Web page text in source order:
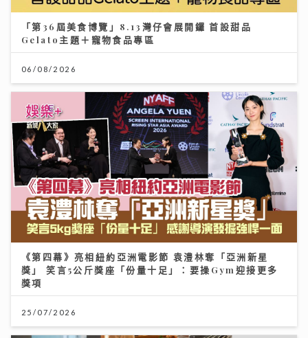
「第36屆美食博覽」8.13灣仔會展開鑼 首設甜品
Gelato主題＋寵物食品專區
06/08/2026
《第四幕》亮相紐約亞洲電影節 袁澧林奪「亞洲新星
獎」 笑言5公斤獎座「份量十足」：要操Gym迎接更多
獎項
25/07/2026